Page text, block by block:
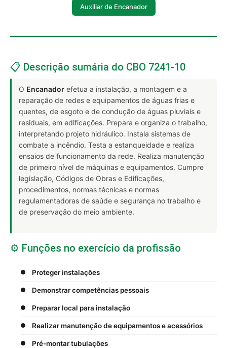
Auxiliar de Encanador
📋 Descrição sumária do CBO 7241-10
O Encanador efetua a instalação, a montagem e a
reparação de redes e equipamentos de águas frias e
quentes, de esgoto e de condução de águas pluviais e
residuais, em edificações. Prepara e organiza o trabalho,
interpretando projeto hidráulico. Instala sistemas de
combate a incêndio. Testa a estanqueidade e realiza
ensaios de funcionamento da rede. Realiza manutenção
de primeiro nível de máquinas e equipamentos. Cumpre
legislação, Códigos de Obras e Edificações,
procedimentos, normas técnicas e normas
regulamentadoras de saúde e segurança no trabalho e
de preservação do meio ambiente.
⚙️ Funções no exercício da profissão
Proteger instalações
Demonstrar competências pessoais
Preparar local para instalação
Realizar manutenção de equipamentos e acessórios
Pré-montar tubulações